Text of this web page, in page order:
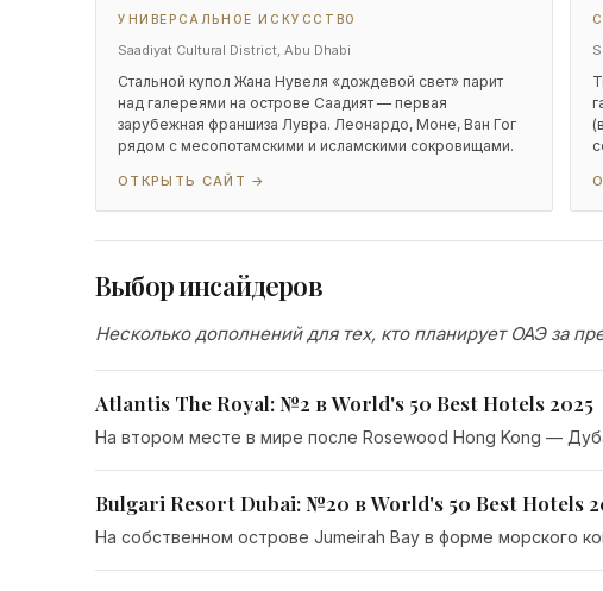
УНИВЕРСАЛЬНОЕ ИСКУССТВО
Saadiyat Cultural District, Abu Dhabi
Стальной купол Жана Нувеля «дождевой свет» парит
над галереями на острове Саадият — первая
зарубежная франшиза Лувра. Леонардо, Моне, Ван Гог
рядом с месопотамскими и исламскими сокровищами.
ОТКРЫТЬ САЙТ →
Выбор инсайдеров
Несколько дополнений для тех, кто планирует ОАЭ за
Atlantis The Royal: №2 в World's 50 Best Hotels 2025
На втором месте в мире после Rosewood Hong Kong —
Bulgari Resort Dubai: №20 в World's 50 Best Hotels
На собственном острове Jumeirah Bay в форме морского